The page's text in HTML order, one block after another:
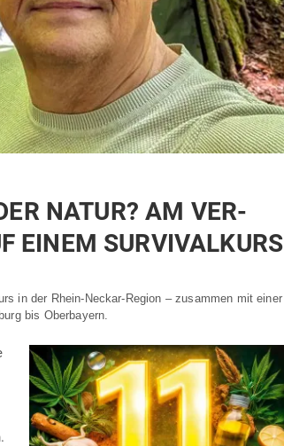
NATUR? AM VER­
EINEM SURVIVALKURS
in der Rhein-Neckar-Region – zusammen mit einer
bis Oberbayern.